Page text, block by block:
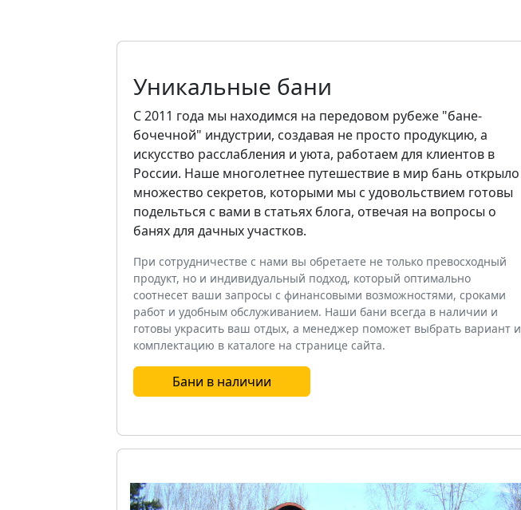
Уникальные бани
С 2011 года мы находимся на передовом рубеже "бане-
бочечной" индустрии, создавая не просто продукцию, а
искусство расслабления и уюта, работаем для клиентов в
России. Наше многолетнее путешествие в мир бань открыло
множество секретов, которыми мы с удовольствием готовы
подельться с вами в статьях блога, отвечая на вопросы о
банях для дачных участков.
При сотрудничестве с нами вы обретаете не только превосходный
продукт, но и индивидуальный подход, который оптимально
соотнесет ваши запросы с финансовыми возможностями, сроками
работ и удобным обслуживанием. Наши бани всегда в наличии и
готовы украсить ваш отдых, а менеджер поможет выбрать вариант и
комплектацию в каталоге на странице сайта.
Бани в наличии